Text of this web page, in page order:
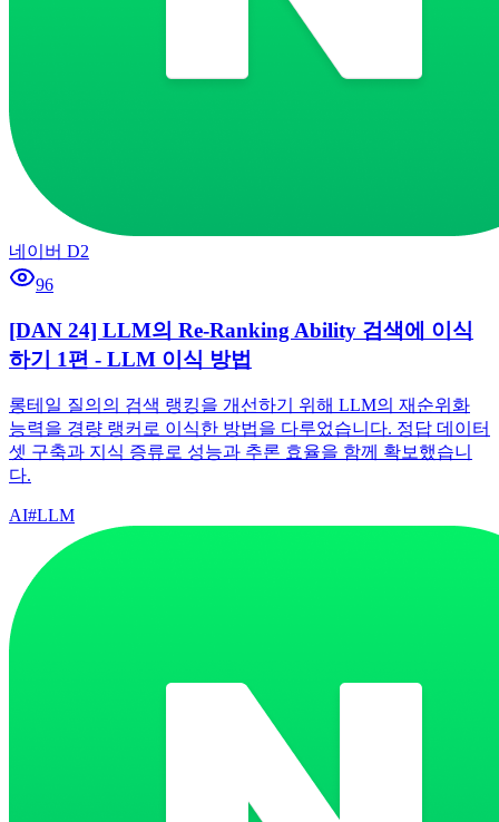
네이버 D2
96
[DAN 24] LLM의 Re-Ranking Ability 검색에 이식
하기 1편 - LLM 이식 방법
롱테일 질의의 검색 랭킹을 개선하기 위해 LLM의 재순위화
능력을 경량 랭커로 이식한 방법을 다루었습니다. 정답 데이터
셋 구축과 지식 증류로 성능과 추론 효율을 함께 확보했습니
다.
AI#LLM